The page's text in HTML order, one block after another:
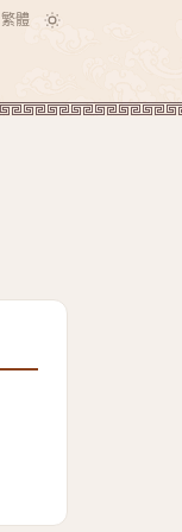
繁體